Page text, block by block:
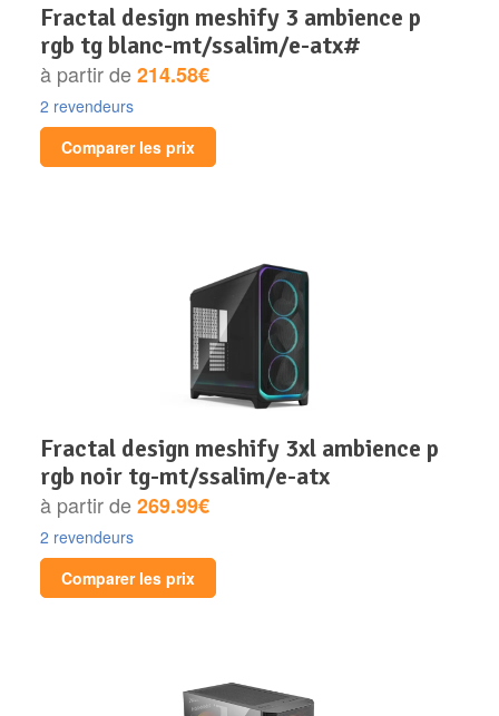
fractal design meshify 3 ambience p
rgb tg blanc-mt/ssalim/e-atx#
à partir de214.58€
2 revendeurs
Comparer les prix
fractal design meshify 3xl ambience p
rgb noir tg-mt/ssalim/e-atx
à partir de269.99€
2 revendeurs
Comparer les prix